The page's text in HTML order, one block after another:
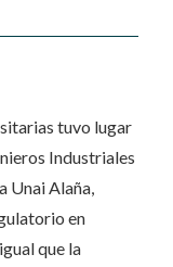
tuvo lugar
Industriales
Unai Alaña,
en
que la